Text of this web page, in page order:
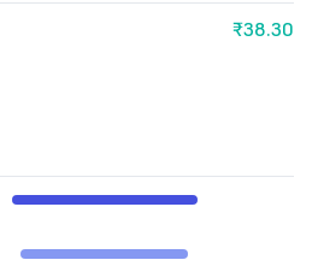
₹38.30